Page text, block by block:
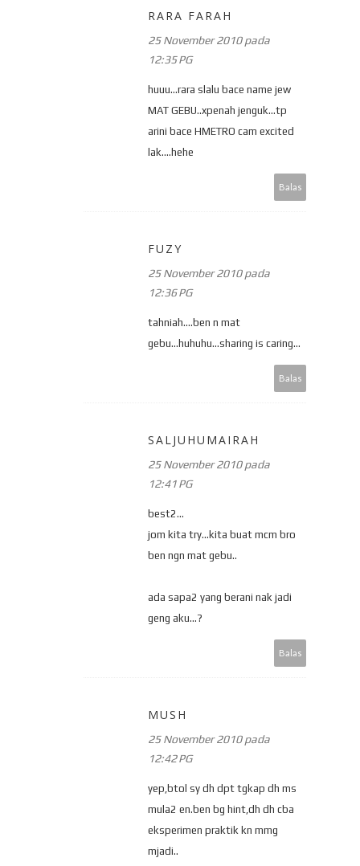
RARA FARAH
25 November 2010 pada
12:35 PG
huuu...rara slalu bace name jew
MAT GEBU..xpenah jenguk...tp
arini bace HMETRO cam excited
lak....hehe
Balas
FUZY
25 November 2010 pada
12:36 PG
tahniah....ben n mat
gebu...huhuhu...sharing is caring...
Balas
SALJUHUMAIRAH
25 November 2010 pada
12:41 PG
best2...
jom kita try...kita buat mcm bro
ben ngn mat gebu..
ada sapa2 yang berani nak jadi
geng aku...?
Balas
MUSH
25 November 2010 pada
12:42 PG
yep,btol sy dh dpt tgkap dh ms
mula2 en.ben bg hint,dh dh cba
eksperimen praktik kn mmg
mjadi..